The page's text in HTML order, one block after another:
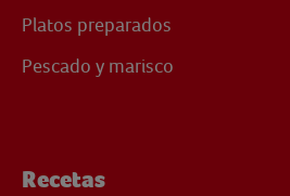
Platos preparados
Pescado y marisco
Recetas